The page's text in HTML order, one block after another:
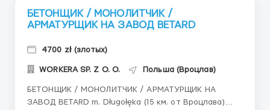
БЕТОНЩИК / МОНОЛИТЧИК /
АРМАТУРЩИК НА ЗАВОД BETARD
4700 zł (злотых)
WORKERA SP. Z O. O. Польша (Вроцлав)
БЕТОНЩИК / МОНОЛИТЧИК / АРМАТУРЩИК НА
ЗАВОД BETARD m. Długołęka (15 км. от Вроцлава)